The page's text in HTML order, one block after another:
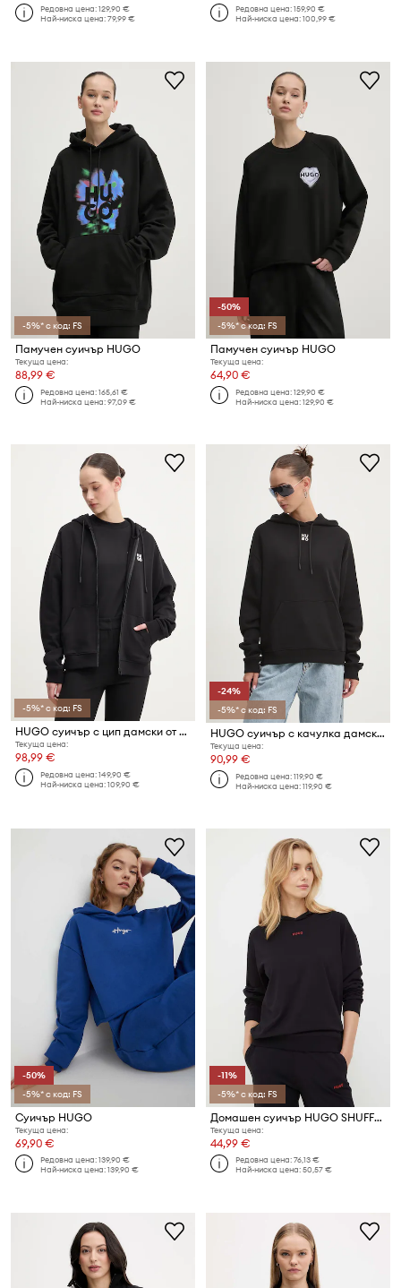
Редовна цена:129,90 €
Най-ниска цена:79,99 €
Редовна цена:159,90 €
Най-ниска цена:100,99 €
-5%* с код: FS
Памучен суичър HUGO
Текуща цена:
88,99 €
Редовна цена:165,61 €
Най-ниска цена:97,09 €
-50%
-5%* с код: FS
Памучен суичър HUGO
Текуща цена:
64,90 €
Редовна цена:129,90 €
Най-ниска цена:129,90 €
-5%* с код: FS
HUGO суичър с цип дамски от памук Dalfine
Текуща цена:
98,99 €
Редовна цена:149,90 €
Най-ниска цена:109,90 €
-24%
-5%* с код: FS
HUGO суичър с качулка дамски от памук Delfinia
Текуща цена:
90,99 €
Редовна цена:119,90 €
Най-ниска цена:119,90 €
-50%
-5%* с код: FS
Суичър HUGO
Текуща цена:
69,90 €
Редовна цена:139,90 €
Най-ниска цена:139,90 €
-11%
-5%* с код: FS
Домашен суичър HUGO SHUFFLE_HOODIE
Текуща цена:
44,99 €
Редовна цена:76,13 €
Най-ниска цена:50,57 €